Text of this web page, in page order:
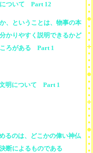
について Part 12
、ということは、物事の本
かりやすく説明できるかど
ころがある Part 1
明について Part 1
るのは、どこかの偉い神仏
断によるものである